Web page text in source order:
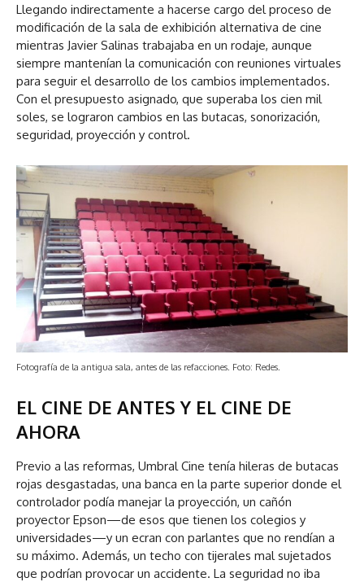
Llegando indirectamente a hacerse cargo del proceso de
modificación de la sala de exhibición alternativa de cine
mientras Javier Salinas trabajaba en un rodaje, aunque
siempre mantenían la comunicación con reuniones virtuales
para seguir el desarrollo de los cambios implementados.
Con el presupuesto asignado, que superaba los cien mil
soles, se lograron cambios en las butacas, sonorización,
seguridad, proyección y control.
Fotografía de la antigua sala, antes de las refacciones. Foto: Redes.
EL CINE DE ANTES Y EL CINE DE
AHORA
Previo a las reformas, Umbral Cine tenía hileras de butacas
rojas desgastadas, una banca en la parte superior donde el
controlador podía manejar la proyección, un cañón
proyector Epson—de esos que tienen los colegios y
universidades—y un ecran con parlantes que no rendían a
su máximo. Además, un techo con tijerales mal sujetados
que podrían provocar un accidente. La seguridad no iba